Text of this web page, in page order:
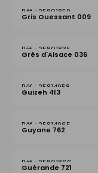
25801859
Gris Ouessant 009
25801835
Grès d'Alsace 036
25814958
Guizeh 413
25814965
Guyane 762
25801866
Guérande 721